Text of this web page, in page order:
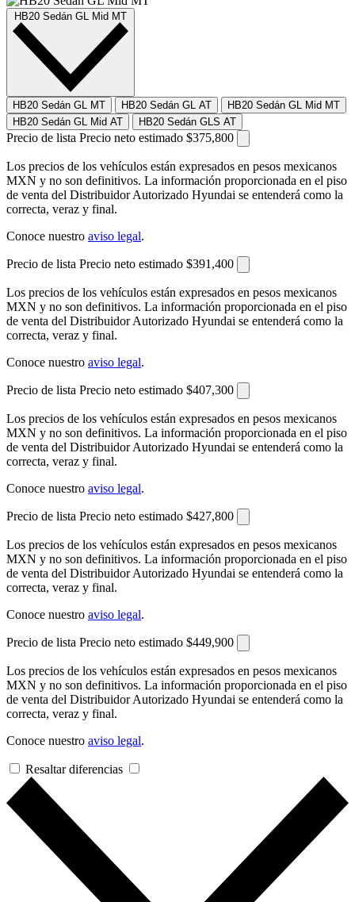
HB20 Sedán GL Mid MT
HB20 Sedán GL MT HB20 Sedán GL AT
HB20 Sedán GL Mid MT
HB20 Sedán GL Mid AT
HB20 Sedán GLS AT
Precio de lista Precio neto estimado $375,800
Los precios de los vehículos están expresados en pesos mexicanos
MXN y no son definitivos. La información proporcionada en el piso
de venta del Distribuidor Autorizado Hyundai se entenderá como la
correcta, veraz y final.
Conoce nuestro aviso legal.
Precio de lista Precio neto estimado $391,400
Los precios de los vehículos están expresados en pesos mexicanos
MXN y no son definitivos. La información proporcionada en el piso
de venta del Distribuidor Autorizado Hyundai se entenderá como la
correcta, veraz y final.
Conoce nuestro aviso legal.
Precio de lista Precio neto estimado $407,300
Los precios de los vehículos están expresados en pesos mexicanos
MXN y no son definitivos. La información proporcionada en el piso
de venta del Distribuidor Autorizado Hyundai se entenderá como la
correcta, veraz y final.
Conoce nuestro aviso legal.
Precio de lista Precio neto estimado $427,800
Los precios de los vehículos están expresados en pesos mexicanos
MXN y no son definitivos. La información proporcionada en el piso
de venta del Distribuidor Autorizado Hyundai se entenderá como la
correcta, veraz y final.
Conoce nuestro aviso legal.
Precio de lista Precio neto estimado $449,900
Los precios de los vehículos están expresados en pesos mexicanos
MXN y no son definitivos. La información proporcionada en el piso
de venta del Distribuidor Autorizado Hyundai se entenderá como la
correcta, veraz y final.
Conoce nuestro aviso legal.
Resaltar diferencias